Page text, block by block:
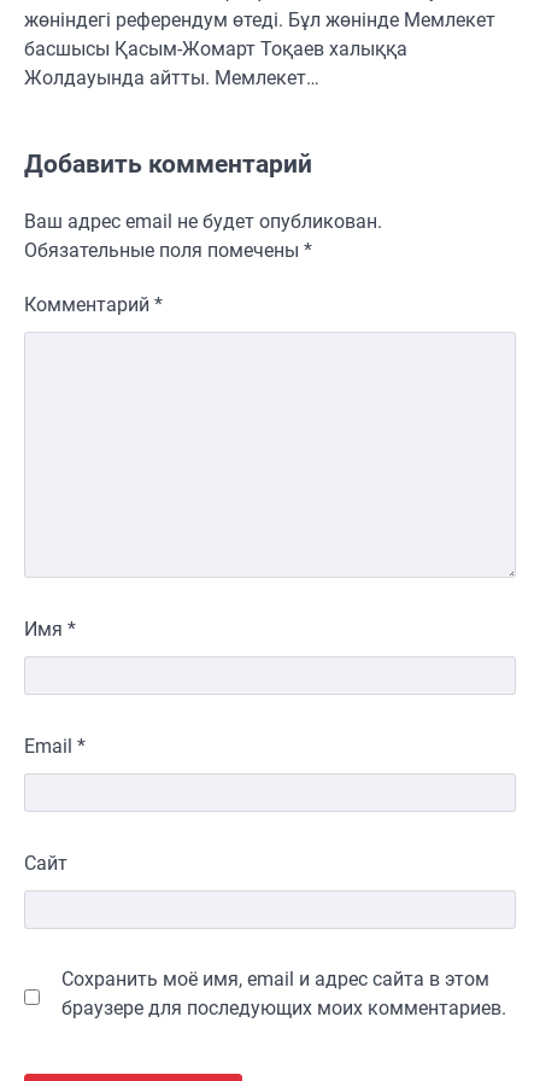
жөніндегі референдум өтеді. Бұл жөнінде Мемлекет
басшысы Қасым-Жомарт Тоқаев халыққа
Жолдауында айтты. Мемлекет…
Добавить комментарий
Ваш адрес email не будет опубликован.
Обязательные поля помечены *
Комментарий *
Имя *
Email *
Сайт
Сохранить моё имя, email и адрес сайта в этом
браузере для последующих моих комментариев.